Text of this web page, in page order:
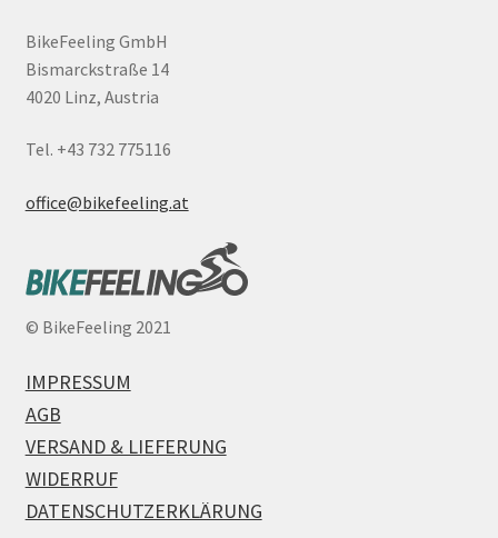
BikeFeeling GmbH
Bismarckstraße 14
4020 Linz, Austria
Tel. +43 732 775116
office@bikefeeling.at
© BikeFeeling 2021
IMPRESSUM
AGB
VERSAND & LIEFERUNG
WIDERRUF
DATENSCHUTZERKLÄRUNG